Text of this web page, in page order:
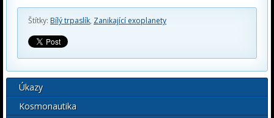
Štítky: Bílý trpaslík, Zanikající exoplanety
Úkazy
Kosmonautika